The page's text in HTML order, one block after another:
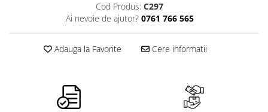
Cod Produs: C297
Ai nevoie de ajutor? 0761 766 565
Adauga la Favorite Cere informatii